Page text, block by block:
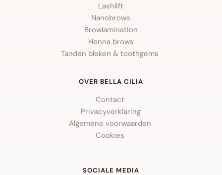
Lashlift
Nanobrows
Browlamination
Henna brows
Tanden bleken & toothgems
OVER BELLA CILIA
Contact
Privacyverklaring
Algemene voorwaarden
Cookies
SOCIALE MEDIA